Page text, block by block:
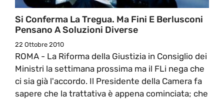
Si Conferma La Tregua. Ma Fini E Berlusconi
Pensano A Soluzioni Diverse
22 Ottobre 2010
ROMA - La Riforma della Giustizia in Consiglio dei
Ministri la settimana prossima ma il FLi nega che
ci sia già l'accordo. Il Presidente della Camera fa
sapere che la trattativa è appena cominciata; che